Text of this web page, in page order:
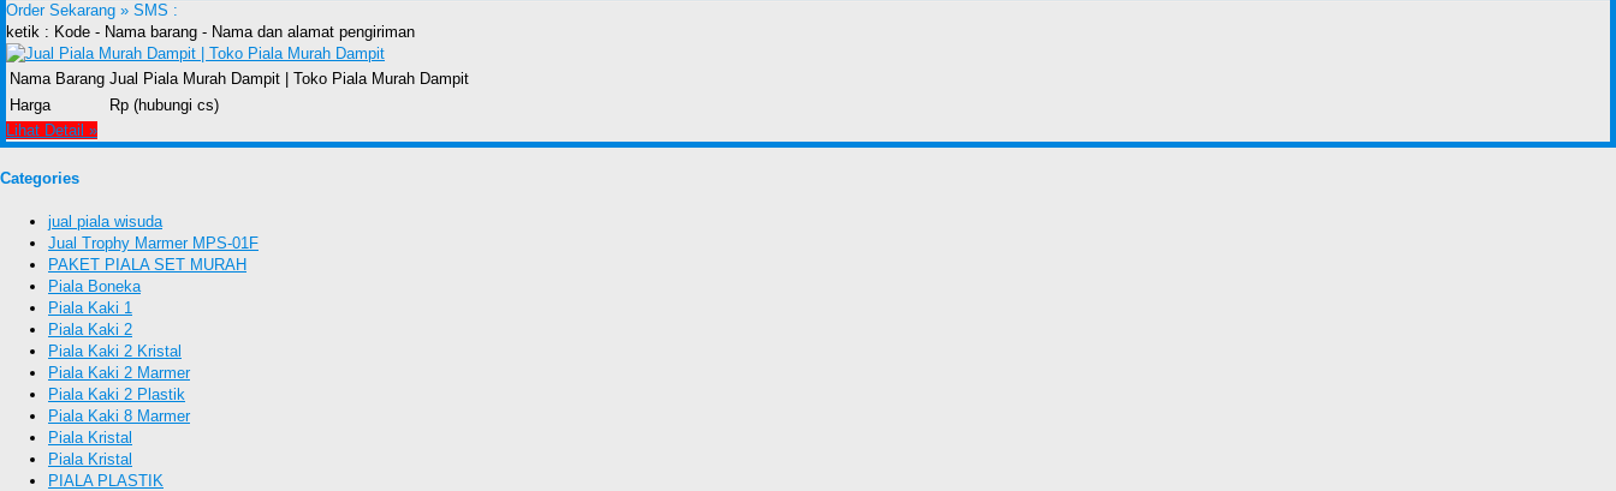
Order Sekarang » SMS :
ketik : Kode - Nama barang - Nama dan alamat pengiriman
Nama Barang Jual Piala Murah Dampit | Toko Piala Murah Dampit
Harga
Rp (hubungi cs)
Lihat Detail »
Categories
jual piala wisuda
Jual Trophy Marmer MPS-01F
PAKET PIALA SET MURAH
Piala Boneka
Piala Kaki 1
Piala Kaki 2
Piala Kaki 2 Kristal
Piala Kaki 2 Marmer
Piala Kaki 2 Plastik
Piala Kaki 8 Marmer
Piala Kristal
Piala Kristal
PIALA PLASTIK